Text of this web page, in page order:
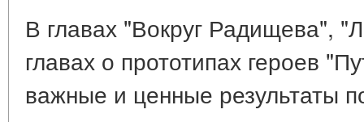
В главах "Вокруг Радищева",
главах о прототипах героев
важные и ценные результаты